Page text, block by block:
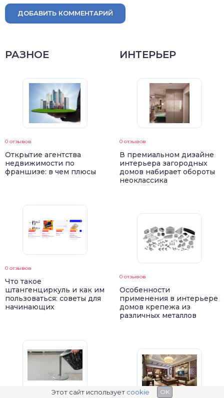
ДОБАВИТЬ КОММЕНТАРИЙ
РАЗНОЕ
0 отзывов
Открытие агентства
недвижимости по
франшизе: в чем плюсы
0 отзывов
Что такое
штангенциркуль и как им
пользоваться: советы для
начинающих
ИНТЕРЬЕР
0 отзывов
В премиальном дизайне
интерьера загородных
домов набирает обороты
неоклассика
0 отзывов
Особенности
применения в интерьере
домов крепежа из
различных металлов
Этот сайт использует cookie OK